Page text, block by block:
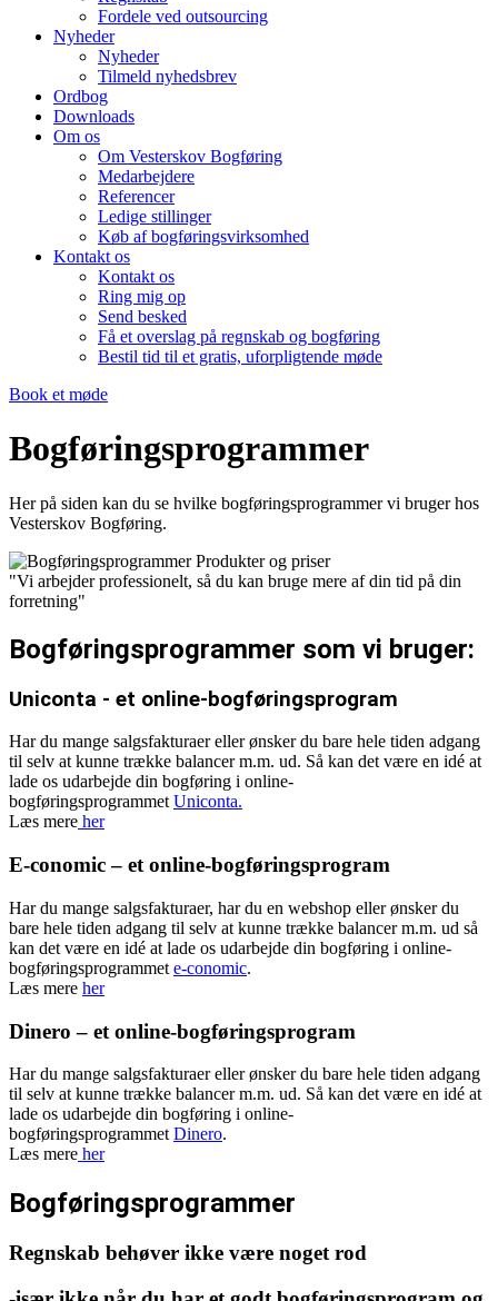
Fordele ved outsourcing
Nyheder
Nyheder
Tilmeld nyhedsbrev
Ordbog
Downloads
Om os
Om Vesterskov Bogføring
Medarbejdere
Referencer
Ledige stillinger
Køb af bogføringsvirksomhed
Kontakt os
Kontakt os
Ring mig op
Send besked
Få et overslag på regnskab og bogføring
Bestil tid til et gratis, uforpligtende møde
Book et møde
Bogføringsprogrammer
Her på siden kan du se hvilke bogføringsprogrammer vi bruger hos
Vesterskov Bogføring.
"Vi arbejder professionelt, så du kan bruge mere af din tid på din
forretning"
Bogføringsprogrammer som vi bruger:
Uniconta - et online-bogføringsprogram
Har du mange salgsfakturaer eller ønsker du bare hele tiden adgang
til selv at kunne trække balancer m.m. ud. Så kan det være en idé at
lade os udarbejde din bogføring i online-
bogføringsprogrammetUniconta.
Læs mere her
E-conomic – et online-bogføringsprogram
Har du mange salgsfakturaer, har du en webshop eller ønsker du
bare hele tiden adgang til selv at kunne trække balancer m.m. ud så
kan det være en idé at lade os udarbejde din bogføring i online-
bogføringsprogrammet e-conomic.
Læs mere her
Dinero – et online-bogføringsprogram
Har du mange salgsfakturaer eller ønsker du bare hele tiden adgang
til selv at kunne trække balancer m.m. ud. Så kan det være en idé at
lade os udarbejde din bogføring i online-
bogføringsprogrammet Dinero.
Læs mere her
Bogføringsprogrammer
Regnskab behøver ikke være noget rod